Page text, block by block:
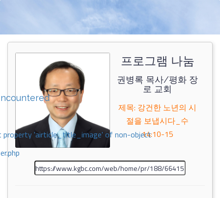
property 'airticle_title_image' of non-object
프로그램 나눔
권병록 목사/평화 장
로 교회
제목: 강건한 노년의 시
절을 보냅시다_수
14:10-15